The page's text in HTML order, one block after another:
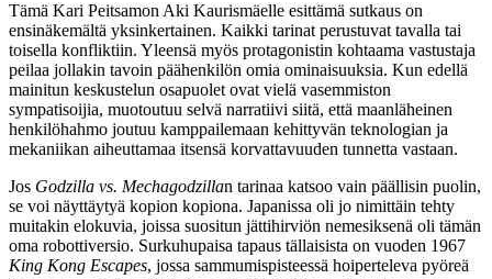
Tämä Kari Peitsamon Aki Kaurismäelle esittämä sutkaus on
ensinäkemältä yksinkertainen. Kaikki tarinat perustuvat tavalla tai
toisella konfliktiin. Yleensä myös protagonistin kohtaama vastustaja
peilaa jollakin tavoin päähenkilön omia ominaisuuksia. Kun edellä
mainitun keskustelun osapuolet ovat vielä vasemmiston
sympatisoijia, muotoutuu selvä narratiivi siitä, että maanläheinen
henkilöhahmo joutuu kamppailemaan kehittyvän teknologian ja
mekaniikan aiheuttamaa itsensä korvattavuuden tunnetta vastaan.
Jos Godzilla vs. Mechagodzillan tarinaa katsoo vain päällisin puolin,
se voi näyttäytyä kopion kopiona. Japanissa oli jo nimittäin tehty
muitakin elokuvia, joissa suositun jättihirviön nemesiksenä oli tämän
oma robottiversio. Surkuhupaisa tapaus tällaisista on vuoden 1967
King Kong Escapes, jossa sammumispisteessä hoiperteleva pyöreä